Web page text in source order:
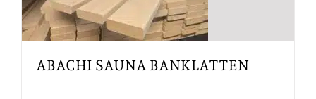
ABACHI SAUNA BANKLATTEN